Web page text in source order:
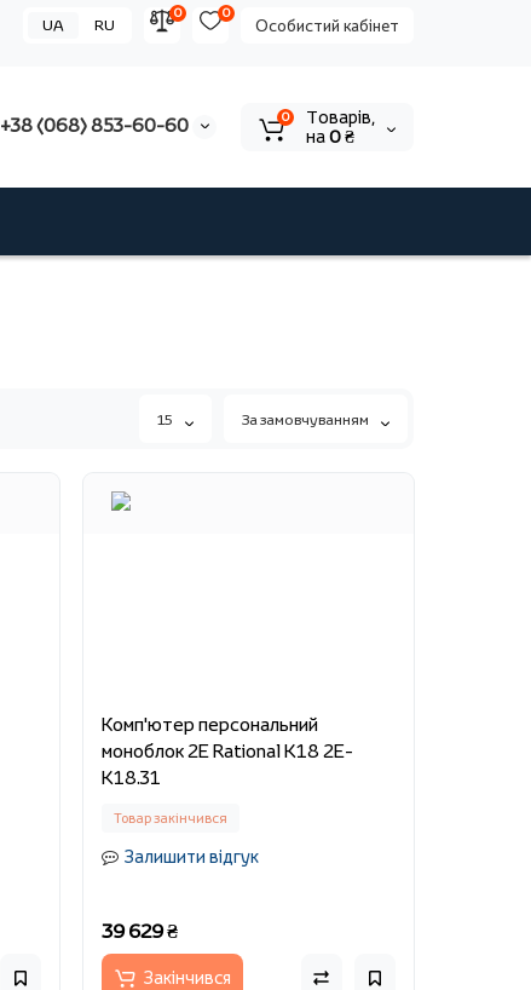
Особистий кабінет
0
0
UA RU
+38 (068) 853-60-60 0
Tоварів,
на0 ₴
15 За замовчуванням
Комп'ютер персональний
моноблок 2E Rational K18 2E-
K18.31
Товар закінчився
Залишити відгук
39 629 ₴
Закінчився